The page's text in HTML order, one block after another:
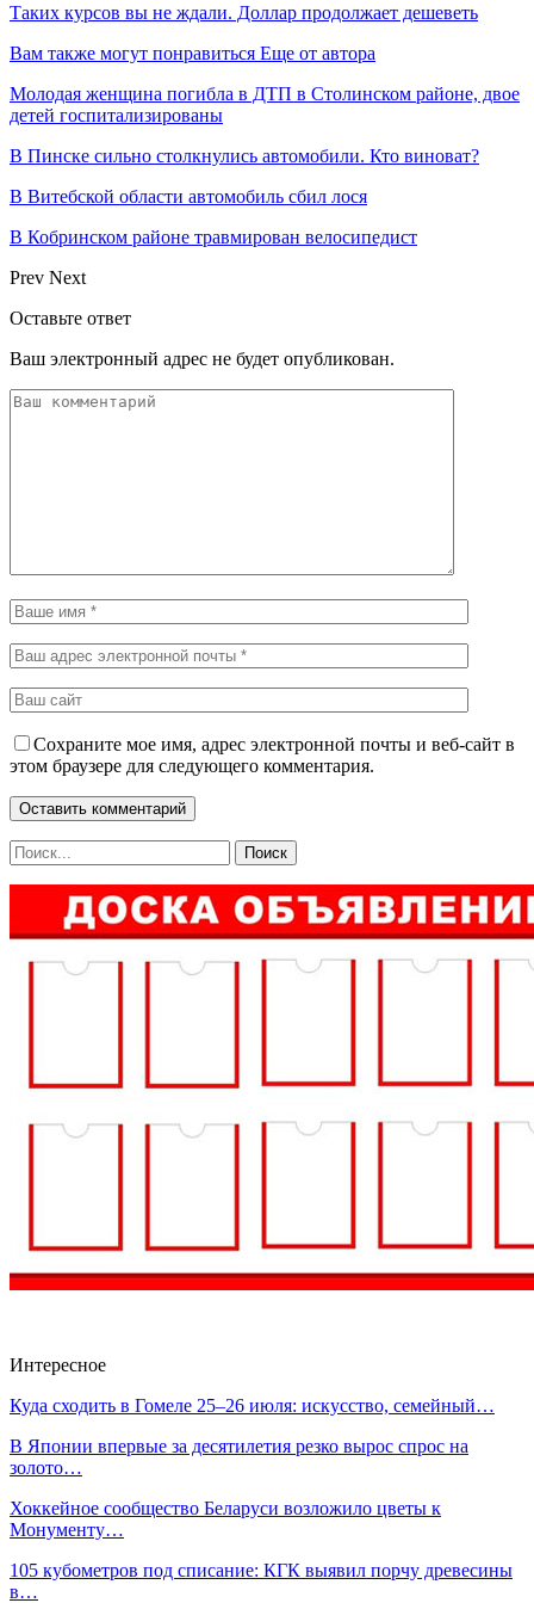
Таких курсов вы не ждали. Доллар продолжает дешеветь
Вам также могут понравиться Еще от автора
Молодая женщина погибла в ДТП в Столинском районе, двое
детей госпитализированы
В Пинске сильно столкнулись автомобили. Кто виноват?
В Витебской области автомобиль сбил лося
В Кобринском районе травмирован велосипедист
Prev Next
Оставьте ответ
Ваш электронный адрес не будет опубликован.
Сохраните мое имя, адрес электронной почты и веб-сайт в
этом браузере для следующего комментария.
Интересное
Куда сходить в Гомеле 25–26 июля: искусство, семейный…
В Японии впервые за десятилетия резко вырос спрос на
золото…
Хоккейное сообщество Беларуси возложило цветы к
Монументу…
105 кубометров под списание: КГК выявил порчу древесины
в…